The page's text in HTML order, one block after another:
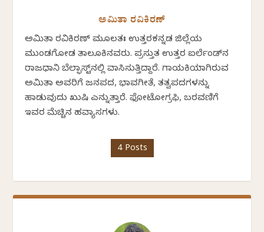
ಅಮಿತಾ ರವಿಕಿರಣ್
ಅಮಿತಾ ರವಿಕಿರಣ್ ಮೂಲತಃ ಉತ್ತರಕನ್ನಡ ಜಿಲ್ಲೆಯ
ಮುಂಡಗೋಡ ತಾಲೂಕಿನವರು. ಪ್ರಸ್ತುತ ಉತ್ತರ ಐರ್ಲೆಂಡ್‌ನ
ರಾಜಧಾನಿ ಬೆಲ್ಫಾಸ್ಟ್‌ನಲ್ಲಿ ವಾಸಿಸುತ್ತಿದ್ದಾರೆ. ಗಾಯಕಿಯಾಗಿರುವ
ಅಮಿತಾ ಅವರಿಗೆ ಜನಪದ, ಭಾವಗೀತೆ, ತತ್ವಪದಗಳನ್ನು
ಹಾಡುವುದು ಖುಷಿ ಎನ್ನುತ್ತಾರೆ. ಫೋಟೋಗ್ರಫಿ, ಬರವಣಿಗೆ
ಇವರ ಮೆಚ್ಚಿನ ಹವ್ಯಾಸಗಳು.
4 Posts